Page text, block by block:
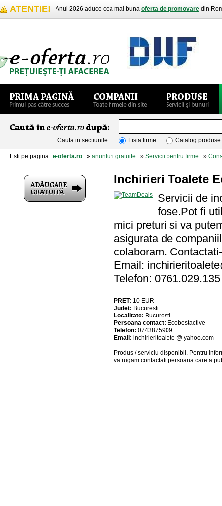
ATENTIE! Anul 2026 aduce cea mai buna oferta de promovare din
Cauta in sectiunile: Lista firme Catalog produse
Esti pe pagina: e-oferta.ro » anunturi gratuite » Servicii pentru firme »
Inchirieri Toalete
Servicii de
fose.Pot fi
mici preturi si va
asigurata de
colaboram.
Email:
Telefon:
PRET: 10 EUR
Judet: Bucuresti
Localitate: Bucuresti
Persoana contact: Ecobestactive
Telefon: 0743875909
Email: inchirieritoalete @ yahoo.com
Produs / serviciu disponibil . Pentru
va rugam contactati persoana care a